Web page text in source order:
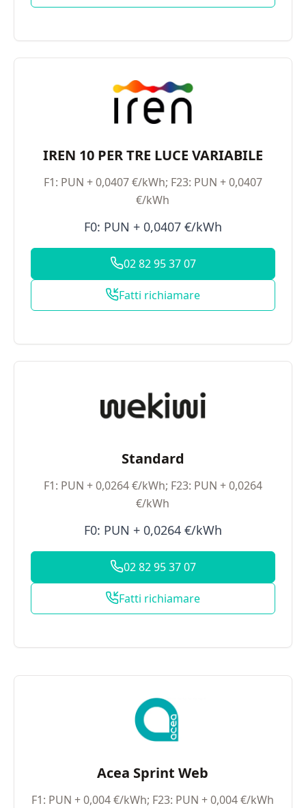
IREN 10 PER TRE LUCE VARIABILE
F1: PUN + 0,0407 €/kWh; F23: PUN + 0,0407
€/kWh
F0: PUN + 0,0407 €/kWh
02 82 95 37 07
Fatti richiamare
Standard
F1: PUN + 0,0264 €/kWh; F23: PUN + 0,0264
€/kWh
F0: PUN + 0,0264 €/kWh
02 82 95 37 07
Fatti richiamare
Acea Sprint Web
F1: PUN + 0,004 €/kWh; F23: PUN + 0,004 €/kWh